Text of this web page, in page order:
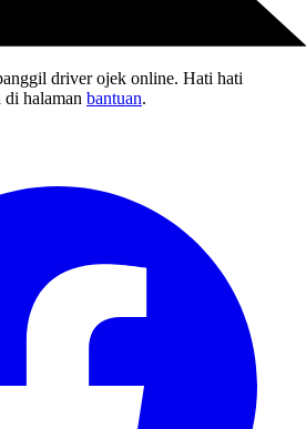
driver ojek online. Hati hati
halaman bantuan.